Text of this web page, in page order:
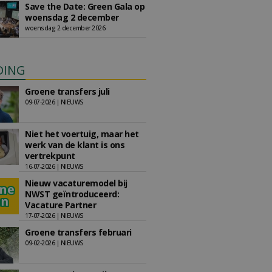
Save the Date: Green Gala op
woensdag 2 december
woensdag 2 december 2026
Groene transfers juli
09-07-2026 | NIEUWS
Niet het voertuig, maar het
werk van de klant is ons
vertrekpunt
16-07-2026 | NIEUWS
Nieuw vacaturemodel bij
NWST geïntroduceerd:
Vacature Partner
17-07-2026 | NIEUWS
Groene transfers februari
09-02-2026 | NIEUWS